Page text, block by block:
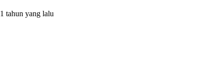
1 tahun yang lalu